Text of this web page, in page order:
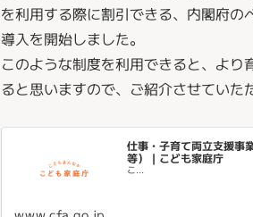
を利用する際に割引できる、内閣府の
導入を開始しました。
このような制度を利用できると、より
ると思いますので、ご紹介させていた
仕事・子育て両立支援事
等）｜こども家庭庁
こ...